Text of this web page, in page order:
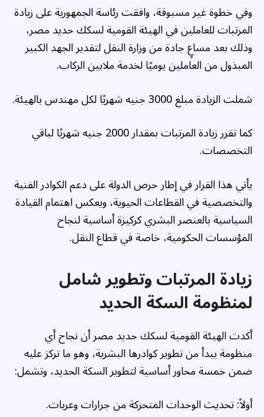
وفي خطوة غير مسبوقة، وافقت رئاسة الجمهورية على زيادة
المرتبات للعاملين في الهيئة القومية لسكك حديد مصر،
وذلك بعد مساعٍ جادة من وزارة النقل لتقدير الجهد الكبير
المبذول من العاملين يوميًا لخدمة ملايين الركاب.
شملت الزيادة مبلغ 3000 جنيه شهريًا لكل مهندس بالهيئة.
كما تقرر زيادة المرتبات بمقدار 2000 جنيه شهريًا لباقي
التخصصات.
يأتي هذا القرار في إطار حرص الدولة على دعم الكوادر الفنية
والتخصصية في القطاعات الحيوية، ويعكس اهتمام القيادة
السياسية بالعنصر البشري كركيزة أساسية لنجاح
المؤسسات الحكومية، خاصة في قطاع النقل.
زيادة المرتبات وتطوير شامل
لمنظومة السكة الحديد
أكدت الهيئة القومية لسكك حديد مصر أن نجاح أي
منظومة يبدأ من تطوير كوادرها البشرية، وهو ما تركز عليه
ضمن خمسة محاور أساسية لتطوير السكة الحديد، وتشمل:
أولاً: تحديث الوحدات المتحركة من جرارات وعربات.